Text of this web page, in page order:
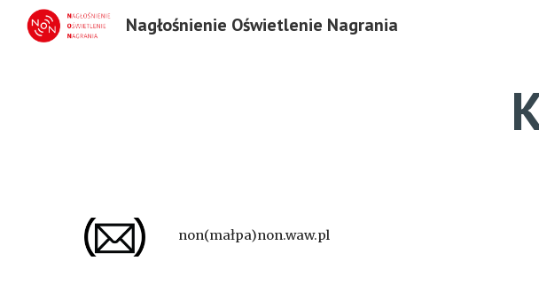
Skip to main content
Nagłośnienie Oświetlenie Nagrania
non(małpa)non.waw.pl